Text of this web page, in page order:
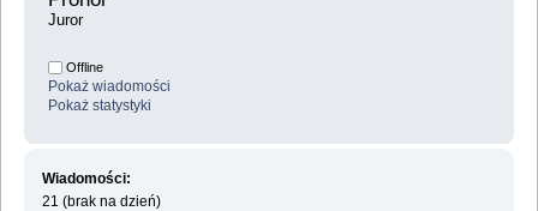
Juror
Offline
Pokaż wiadomości
Pokaż statystyki
Wiadomości:
21 (brak na dzień)